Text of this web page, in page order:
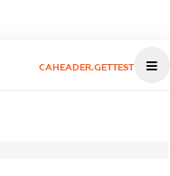
CAHEADER.GETTEST